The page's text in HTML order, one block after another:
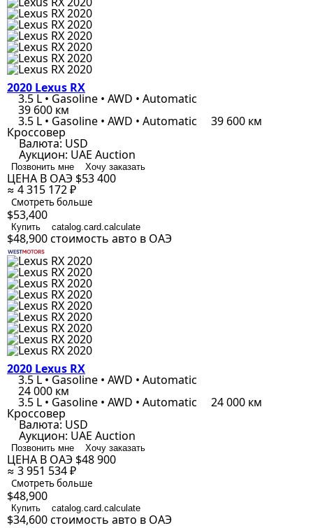
2020 Lexus RX
3.5 L • Gasoline • AWD • Automatic
39 600 км
3.5 L • Gasoline • AWD • Automatic 39 600 км
Кроссовер
Валюта: USD
Аукцион: UAE Auction
Позвонить мне Хочу заказать
ЦЕНА В ОАЭ $53 400
≈ 4 315 172 ₽
Смотреть больше
$53,400
Купить catalog.card.calculate
$48,900стоимость авто в ОАЭ
2020 Lexus RX
3.5 L • Gasoline • AWD • Automatic
24 000 км
3.5 L • Gasoline • AWD • Automatic 24 000 км
Кроссовер
Валюта: USD
Аукцион: UAE Auction
Позвонить мне Хочу заказать
ЦЕНА В ОАЭ $48 900
≈ 3 951 534 ₽
Смотреть больше
$48,900
Купить catalog.card.calculate
$34,600стоимость авто в ОАЭ